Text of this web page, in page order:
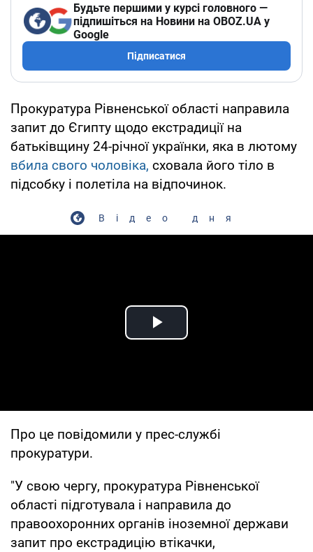
Будьте першими у курсі головного —
підпишіться на Новини на OBOZ.UA у
Google
Підписатися
Прокуратура Рівненської області направила
запит до Єгипту щодо екстрадиції на
батьківщину 24-річної українки, яка в лютому
вбила свого чоловіка, сховала його тіло в
підсобку і полетіла на відпочинок.
Відео дня
Play Video
Про це повідомили у прес-службі
прокуратури.
"У свою чергу, прокуратура Рівненської
області підготувала і направила до
правоохоронних органів іноземної держави
запит про екстрадицію втікачки,